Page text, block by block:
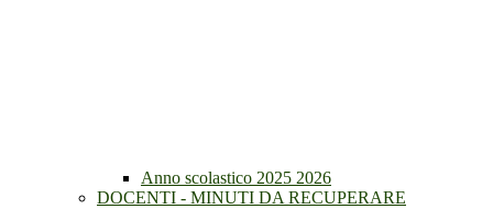
Anno scolastico 2025 2026
DOCENTI - MINUTI DA RECUPERARE